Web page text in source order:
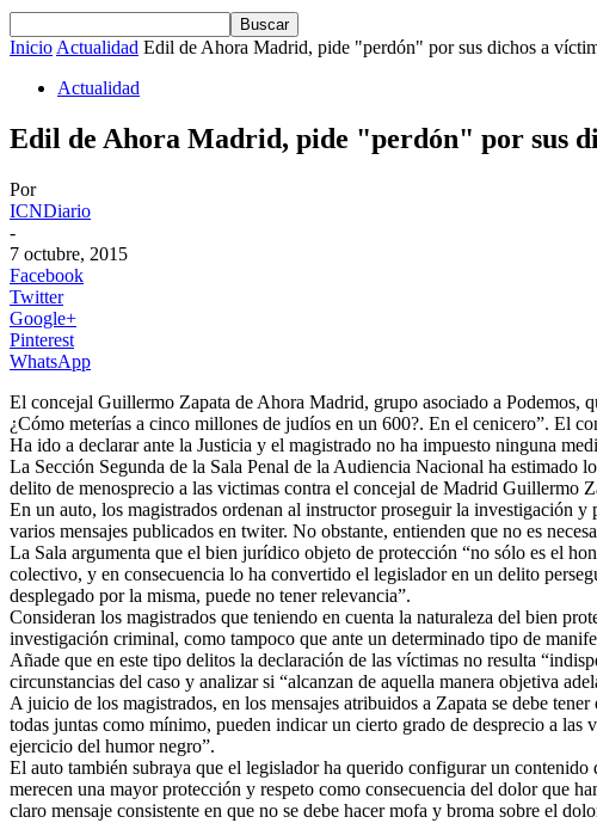
InicioActualidad Edil de Ahora Madrid, pide "perdón" por sus dichos a
Actualidad
Edil de Ahora Madrid, pide "perdón" por sus
Por
ICNDiario
-
7 octubre, 2015
Facebook
Twitter
Google+
Pinterest
WhatsApp
El concejal Guillermo Zapata de Ahora Madrid, grupo asociado a Podemos,
¿Cómo meterías a cinco millones de judíos en un 600?. En el cenicero”. El
Ha ido a declarar ante la Justicia y el magistrado no ha impuesto ninguna
La Sección Segunda de la Sala Penal de la Audiencia Nacional ha estimado
delito de menosprecio a las victimas contra el concejal de Madrid Guillermo
En un auto, los magistrados ordenan al instructor proseguir la investigación
varios mensajes publicados en twiter. No obstante, entienden que no es
La Sala argumenta que el bien jurídico objeto de protección “no sólo es el
colectivo, y en consecuencia lo ha convertido el legislador en un delito
desplegado por la misma, puede no tener relevancia”.
Consideran los magistrados que teniendo en cuenta la naturaleza del bien
investigación criminal, como tampoco que ante un determinado tipo de
Añade que en este tipo delitos la declaración de las víctimas no resulta
circunstancias del caso y analizar si “alcanzan de aquella manera objetiva
A juicio de los magistrados, en los mensajes atribuidos a Zapata se debe
todas juntas como mínimo, pueden indicar un cierto grado de desprecio a
ejercicio del humor negro”.
El auto también subraya que el legislador ha querido configurar un
merecen una mayor protección y respeto como consecuencia del dolor que
claro mensaje consistente en que no se debe hacer mofa y broma sobre el